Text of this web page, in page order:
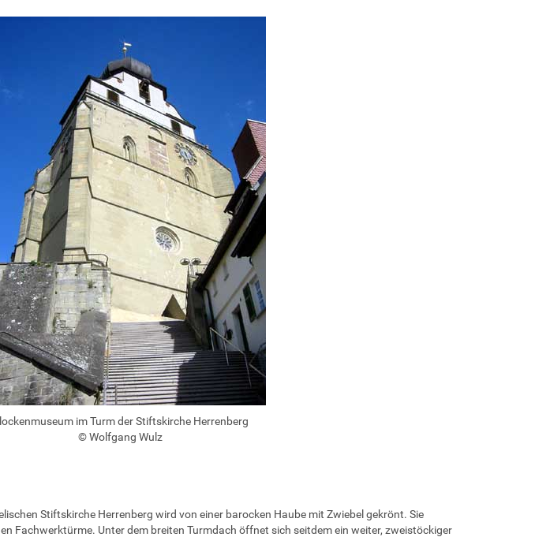
im Turm der Stiftskirche Herrenberg
© Wolfgang Wulz
Stiftskirche Herrenberg wird von einer barocken Haube mit Zwiebel gekrönt. Sie
Fachwerktürme. Unter dem breiten Turmdach öffnet sich seitdem ein weiter, zweistöckiger